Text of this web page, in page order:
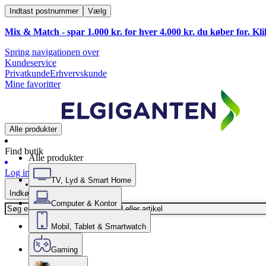
Indtast postnummer Vælg
Mix & Match - spar 1.000 kr. for hver 4.000 kr. du køber for.
Spring navigationen over
Kundeservice
PrivatkundeErhvervskunde
Mine favoritter
Alle produkter
Find butik
Log ind
Indkøbskurv
Alle produkter
TV, Lyd & Smart Home
Computer & Kontor
Mobil, Tablet & Smartwatch
Gaming